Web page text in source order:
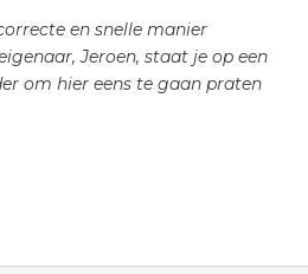
en snelle manier
Jeroen, staat je op een
om hier eens te gaan praten